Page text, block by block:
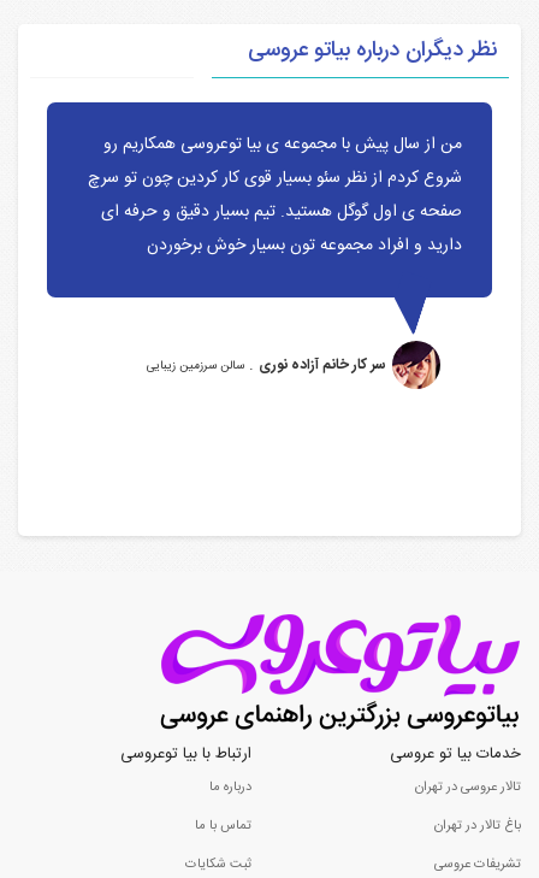
نظر دیگران درباره بیاتو عروسی
من از سال پیش با مجموعه ی بیا توعروسی همکاریم رو
شروع کردم از نظر سئو بسیار قوی کار کردین چون تو سرچ
صفحه ی اول گوگل هستید. تیم بسیار دقیق و حرفه ای
دارید و افراد مجموعه تون بسیار خوش برخوردن
سر کار خانم آزاده نوری . سالن سرزمین زیبایی
خدمات بیا تو عروسی
تالار عروسی در تهران
باغ تالار در تهران
تشریفات عروسی
ارتباط با بیا توعروسی
درباره ما
تماس با ما
ثبت شکایات